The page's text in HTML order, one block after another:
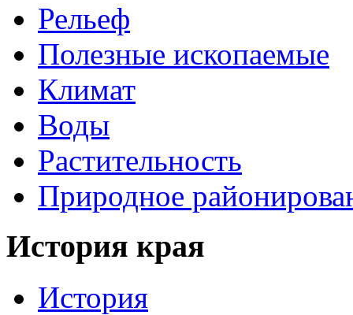
Рельеф
Полезные ископаемые
Климат
Воды
Растительность
Природное
История края
История